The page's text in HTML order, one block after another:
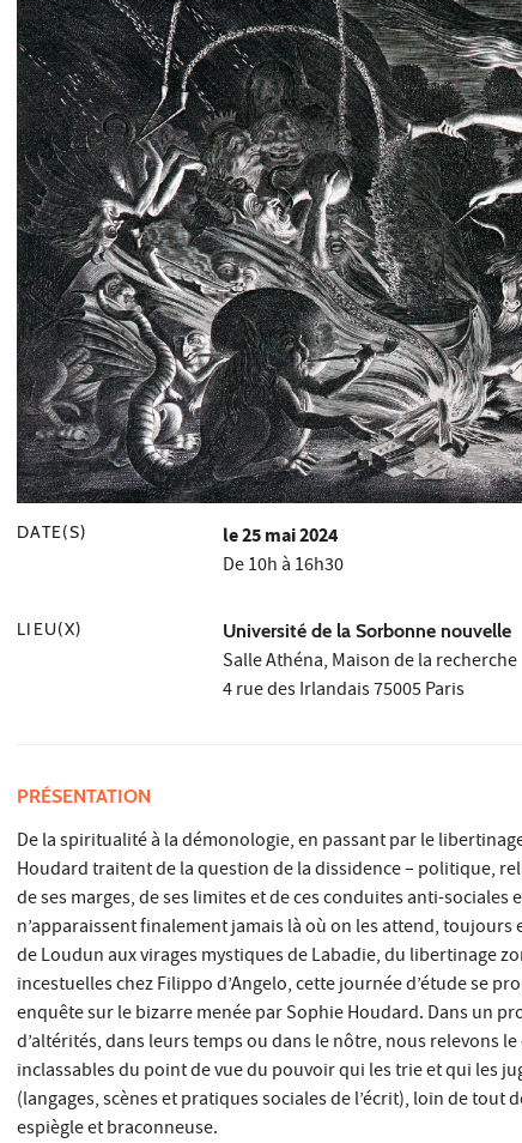
DATE(S) le25 mai 2024
De 10h à 16h30
LIEU(X) Université de la Sorbonne nouvelle
Salle Athéna, Maison de la recherche
4 rue des Irlandais 75005 Paris
PRÉSENTATION
De la spiritualité à la démonologie, en passant par le
Houdard traitent de la question de la dissidence – politique,
de ses marges, de ses limites et de ces conduites anti-
n’apparaissent finalement jamais là où on les attend,
de Loudun aux virages mystiques de Labadie, du libertinage
incestuelles chez Filippo d’Angelo, cette journée d’étude se
enquête sur le bizarre menée par Sophie Houdard. Dans un
d’altérités, dans leurs temps ou dans le nôtre, nous relevons
inclassables du point de vue du pouvoir qui les trie et qui les
(langages, scènes et pratiques sociales de l’écrit), loin de
espiègle et braconneuse.